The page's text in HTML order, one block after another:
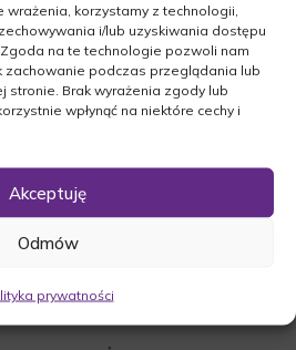
korzystamy z technologii,
i/lub uzyskiwania dostępu
na te technologie pozwoli nam
zachowanie podczas przeglądania lub
stronie. Brak wyrażenia zgody lub
wpłynąć na niektóre cechy i
Akceptuję
Odmów
prywatności
rodzinnym na cmentarzu
w Bojadłach.
66-130 Bojadła
NEKROLOG